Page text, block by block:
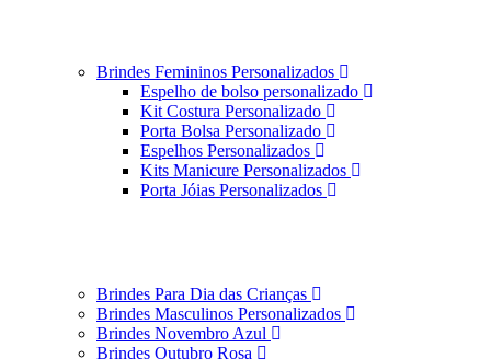
Brindes Femininos Personalizados
Espelho de bolso personalizado
Kit Costura Personalizado
Porta Bolsa Personalizado
Espelhos Personalizados
Kits Manicure Personalizados
Porta Jóias Personalizados
Brindes Para Dia das Crianças
Brindes Masculinos Personalizados
Brindes Novembro Azul
Brindes Outubro Rosa